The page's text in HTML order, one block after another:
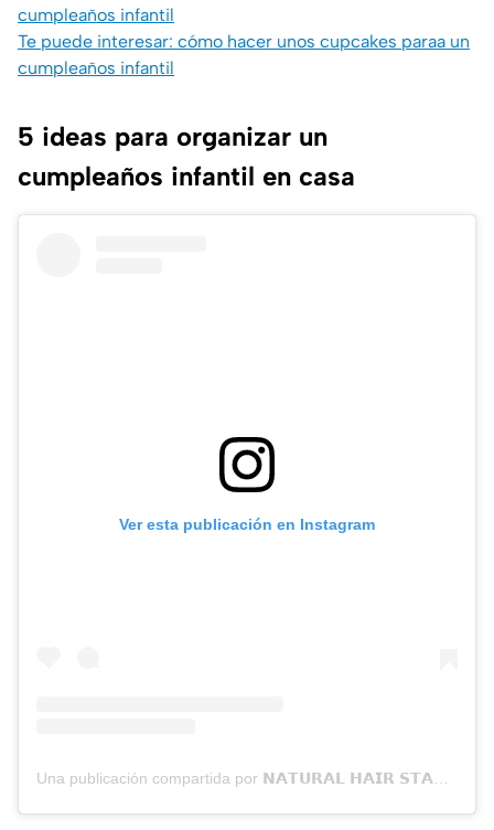
cumpleaños infantil
Te puede interesar: cómo hacer unos cupcakes paraa un
cumpleaños infantil
5 ideas para organizar un
cumpleaños infantil en casa
Ver esta publicación en Instagram